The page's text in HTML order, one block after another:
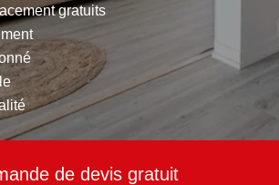
gratuits
de devis gratuit